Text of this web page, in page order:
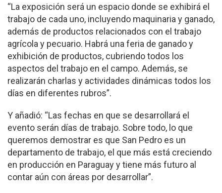
“La exposición será un espacio donde se exhibirá el
trabajo de cada uno, incluyendo maquinaria y ganado,
además de productos relacionados con el trabajo
agrícola y pecuario. Habrá una feria de ganado y
exhibición de productos, cubriendo todos los
aspectos del trabajo en el campo. Además, se
realizarán charlas y actividades dinámicas todos los
días en diferentes rubros”.
Y añadió: “Las fechas en que se desarrollará el
evento serán días de trabajo. Sobre todo, lo que
queremos demostrar es que San Pedro es un
departamento de trabajo, el que más está creciendo
en producción en Paraguay y tiene más futuro al
contar aún con áreas por desarrollar”.